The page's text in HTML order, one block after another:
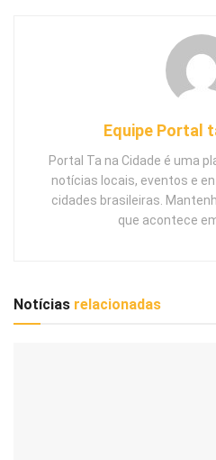
Equipe Portal
Portal Ta na Cidade é uma
notícias locais, eventos e
cidades brasileiras.
que acontece
Notícias relacionadas